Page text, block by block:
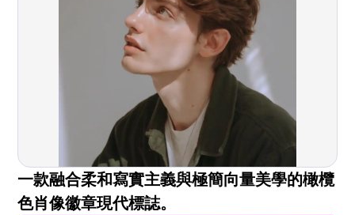
免費工具
一款融合柔和寫實主義與極簡向量美學的橄欖
色肖像徽章現代標誌。